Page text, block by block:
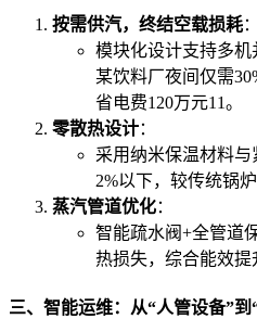
按需供汽，终结空载损耗：
模块化设计支持多机
某饮料厂夜间仅需
省电费120万元11。
零散热设计：
采用纳米保温材料
2%以下，较传统锅
蒸汽管道优化：
智能疏水阀+全管道
热损失，综合能效提
三、智能运维：从“人管设备”到